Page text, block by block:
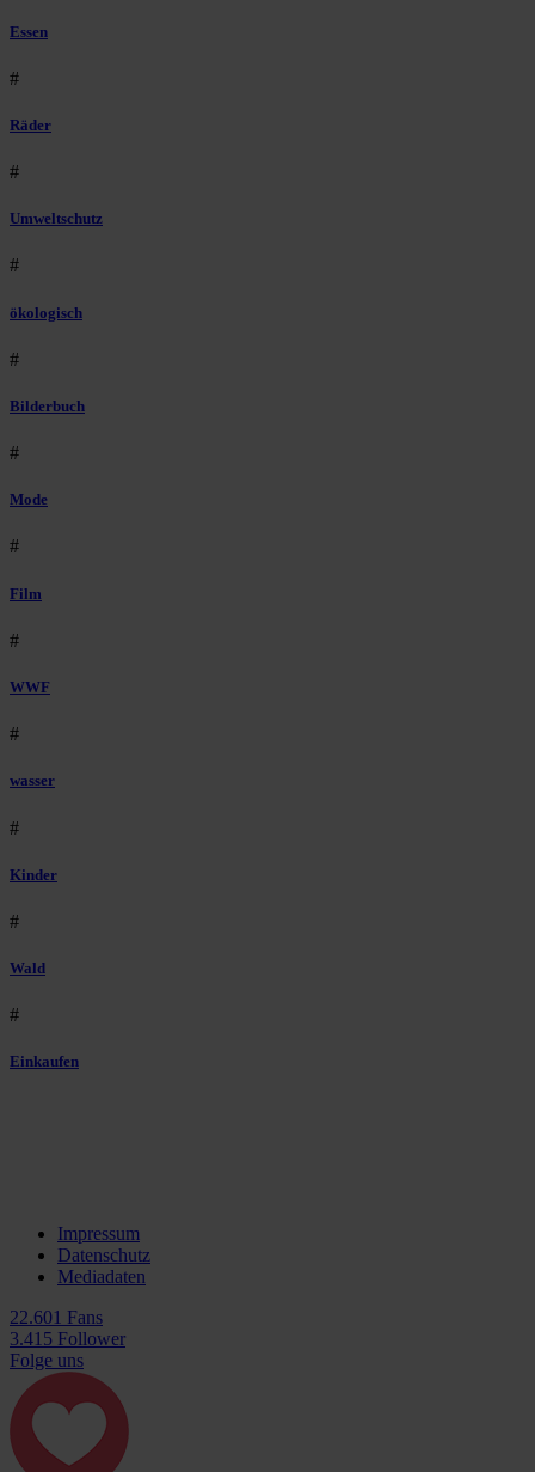
Essen
#
Räder
#
Umweltschutz
#
ökologisch
#
Bilderbuch
#
Mode
#
Film
#
WWF
#
wasser
#
Kinder
#
Wald
#
Einkaufen
Impressum
Datenschutz
Mediadaten
22.601 Fans
3.415 Follower
Folge uns